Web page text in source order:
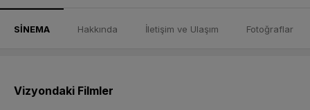
SİNEMA Hakkında İletişim ve Ulaşım Fotoğraflar
Vizyondaki Filmler